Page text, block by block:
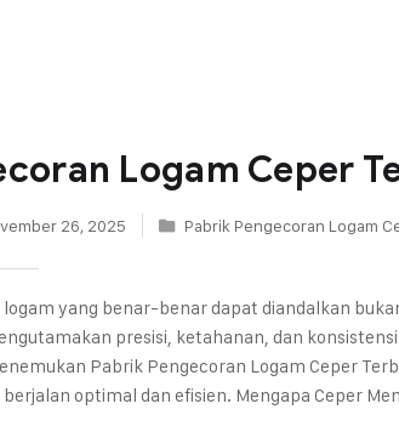
Logam Ceper
26, 2025 Pabrik Pengecoran Logam
yang benar-benar dapat diandalkan
presisi, ketahanan, dan
Pabrik Pengecoran Logam Ceper
optimal dan efisien. Mengapa Ceper